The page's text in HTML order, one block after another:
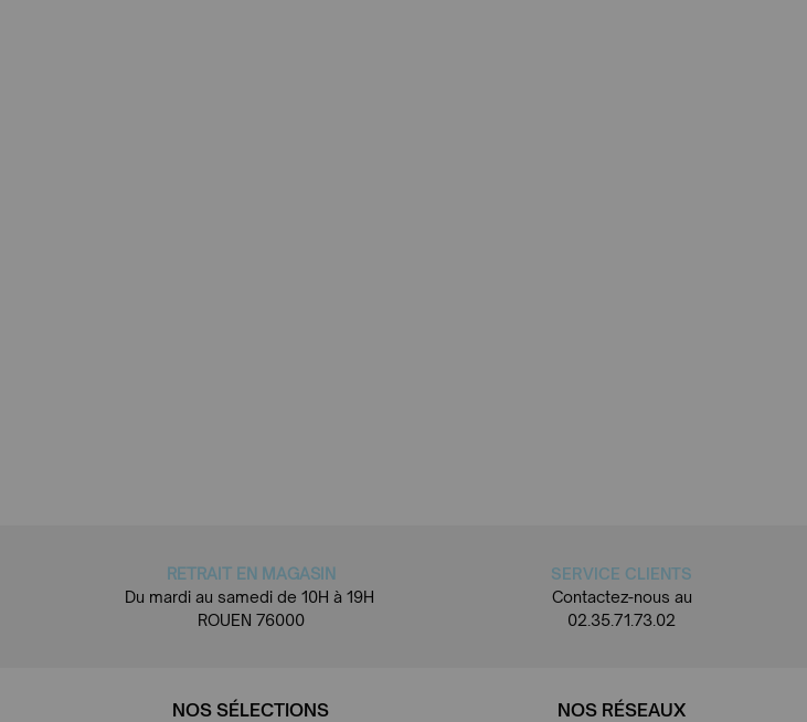
RETRAIT EN MAGASIN
Du mardi au samedi de 10H à 19H
ROUEN 76000
SERVICE CLIENTS
Contactez-nous au
02.35.71.73.02
NOS SÉLECTIONS NOS RÉSEAUX